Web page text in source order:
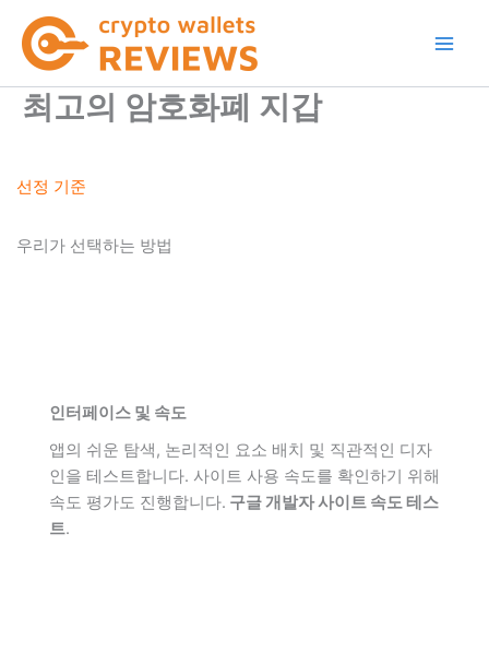
로 최고의 암호화폐 지갑
선정 기준
우리가 선택하는 방법
인터페이스 및 속도
앱의 쉬운 탐색, 논리적인 요소 배치 및 직관적인 디자
인을 테스트합니다. 사이트 사용 속도를 확인하기 위해
속도 평가도 진행합니다. 구글 개발자 사이트 속도 테스
트.